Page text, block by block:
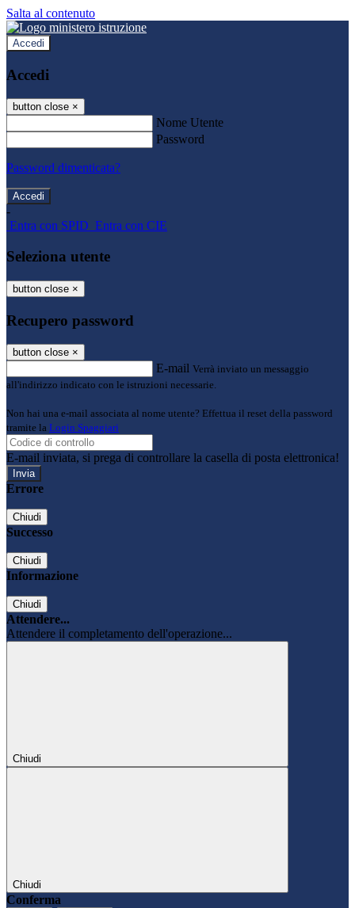
Salta al contenuto
Accedi
Accedi
button close ×
Nome Utente
Password
Password dimenticata?
-
Entra con SPID Entra con CIE
Seleziona utente
button close ×
Recupero password
button close ×
E-mail Verrà inviato un messaggio
all'indirizzo indicato con le istruzioni necessarie.
Non hai una e-mail associata al nome utente? Effettua il reset della password
tramite la Login Spaggiari
E-mail inviata, si prega di controllare la casella di posta elettronica!
Errore
Chiudi
Successo
Chiudi
Informazione
Chiudi
Attendere...
Attendere il completamento dell'operazione...
Chiudi
Chiudi
Conferma